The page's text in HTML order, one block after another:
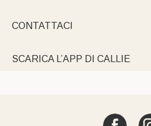
CONTATTACI
SCARICA L’APP DI CALLIE